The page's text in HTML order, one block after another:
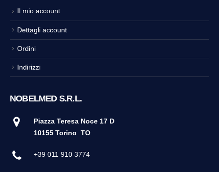
Il mio account
Dettagli account
Ordini
Indirizzi
NOBELMED S.R.L.
Piazza Teresa Noce 17 D
10155 Torino TO
+39 011 910 3774